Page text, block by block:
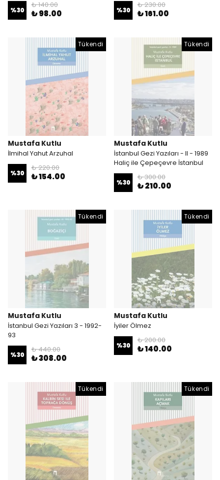
%30
₺ 140.00
₺ 98.00 %30
₺ 230.00
₺ 161.00
Tükendi
Mustafa Kutlu
İlmihal Yahut Arzuhal
%30
₺ 220.00
₺ 154.00
Tükendi
Mustafa Kutlu
İstanbul Gezi Yazıları - II - 1989
Haliç ile Çepeçevre İstanbul
%30
₺ 300.00
₺ 210.00
Tükendi
Mustafa Kutlu
İstanbul Gezi Yazıları 3 - 1992-
93
%30
₺ 440.00
₺ 308.00
Tükendi
Mustafa Kutlu
İyiler Ölmez
%30
₺ 200.00
₺ 140.00
Tükendi Tükendi